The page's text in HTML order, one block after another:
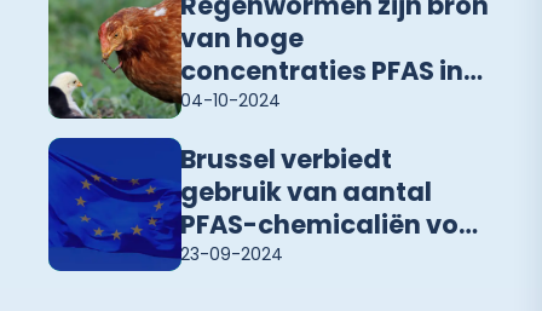
04-10-2024
van hoge
concentraties PFAS in
eieren hobbykippen
Zuid-Holland Zuid en
Altena
23-09-2024
Brussel verbiedt
gebruik van aantal
PFAS-chemicaliën voor
kleding en cosmetica